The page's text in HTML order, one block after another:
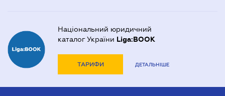
Національний юридичний
каталог України Liga:BOOK
ТАРИФИ ДЕТАЛЬНІШЕ